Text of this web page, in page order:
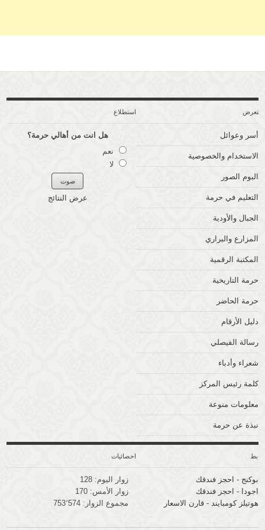
استطلاع
هل انت من أهالي حرمة؟
نعم
لا
عرض النتائج
أسر وعوائل
الاستخدام والخصوصية
البوم الصور
التعليم في حرمة
الجبال والأودية
المزارع والبراري
المكتبة الرقمية
حرمة التاريخية
حرمة الحاضر
دليل الأرقام
رسالة الفيصلي
شعراء وأدباء
كلمة رئيس المركز
معلومات منوعة
نبذة عن حرمة
احصائيات
زوار اليوم: 128
زوار الأمس: 170
مجموع الزوار: 753٬574
بوكنج - احجز فندقك
اجودا - احجز فندقك
هوتيلز كومبايند - قارن الاسعار